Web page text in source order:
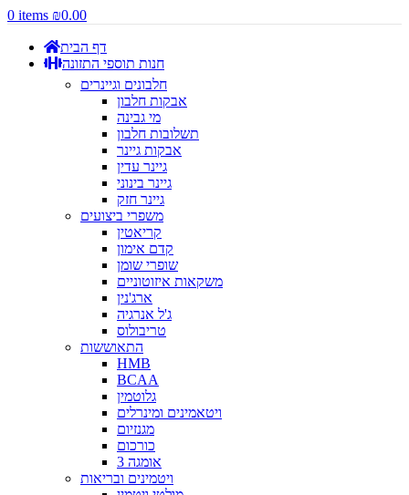
0 items ₪0.00
דף הבית
חנות תוספי התזונה
חלבונים וגיינרים
אבקות חלבון
מי גבינה
תשלובות חלבון
אבקות גיינר
גיינר עדין
גיינר בינוני
גיינר חזק
משפרי ביצועים
קריאטין
קדם אימון
שופרי שומן
משקאות איזוטוניים
ארג'נין
ג'ל אנרגיה
טריבולוס
התאוששות
HMB
BCAA
גלוטמין
ויטאמינים ומינרלים
מגנזיום
כורכום
אומגה 3
ויטמינים ובריאות